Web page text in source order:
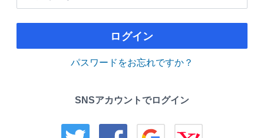
ログイン
パスワードをお忘れですか？
SNSアカウントでログイン